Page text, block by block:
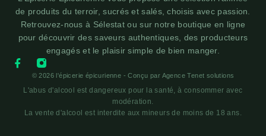
de produits du terroir, sucrés et salés, choisis avec passion.
Retrouvez-nous à Sélestat ou sur notre boutique en ligne
pour découvrir des saveurs authentiques, des producteurs
engagés et le plaisir simple de bien manger.
© 2026 l'épicerie épicurienne - Conçu par Agence Tenet solutions
L'abus d'alcool est dangereux pour la santé, à consommer avec
modération.
La vente d'alcool est interdite aux mineurs de moins de 18 ans.